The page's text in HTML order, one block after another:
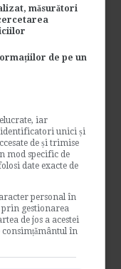
imobil
măsurători
de pe un
iar
unici și
de și trimise
mod specific de
date exacte de
personal în
prin gestionarea
de jos a acestei
consimțământul în